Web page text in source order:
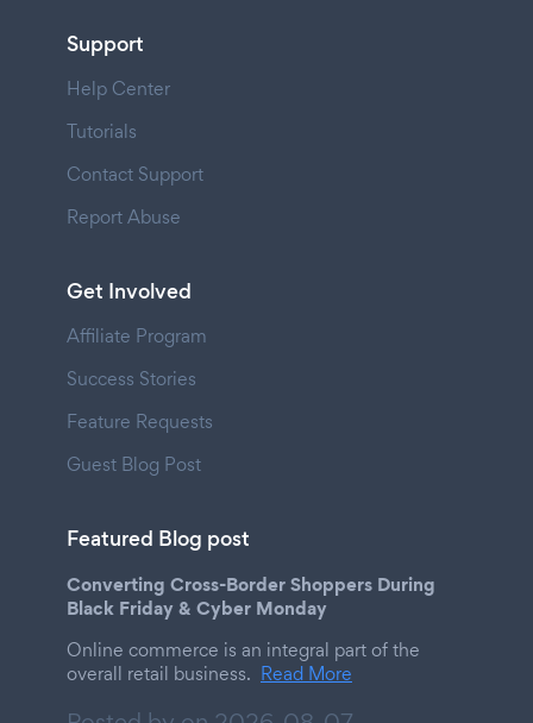
Support
Help Center
Tutorials
Contact Support
Report Abuse
Get Involved
Affiliate Program
Success Stories
Feature Requests
Guest Blog Post
Featured Blog post
Converting Cross-Border Shoppers During
Black Friday & Cyber Monday
Online commerce is an integral part of the
overall retail business. Read More